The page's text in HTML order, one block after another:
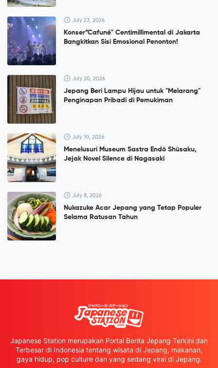
July 23, 2026
Konser”Cafuné" Centimillimental di Jakarta
Bangkitkan Sisi Emosional Penonton!
July 20, 2026
Jepang Beri Lampu Hijau untuk "Melarang"
Penginapan Pribadi di Pemukiman
July 10, 2026
Menelusuri Museum Sastra Endō Shūsaku,
Jejak Novel Silence di Nagasaki
July 8, 2026
Nukazuke Acar Jepang yang Tetap Populer
Selama Ratusan Tahun
Japanese Station merupakan Portal Berita Jepang Terkini dan
Terbesar di Indonesia tentang wisata di Jepang, makanan,
gaya hidup, pop culture dan yang sedang viral di Jepang.